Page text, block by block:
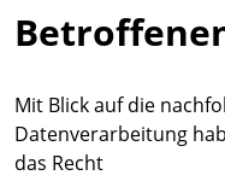
Mit Blick auf die
Datenverarbeitung
das Recht